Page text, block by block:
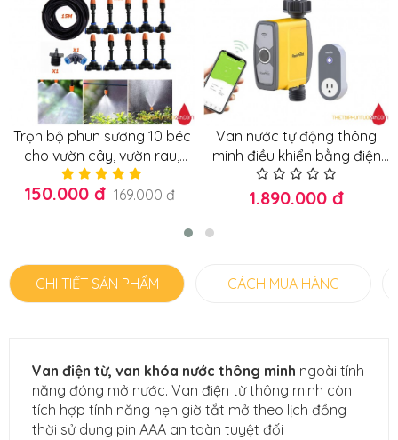
Trọn bộ phun sương 10 béc
cho vườn cây, vườn rau,
vườn lan không cần máy
bơm
150.000 đ 169.000 đ
Van nước tự động thông
minh điều khiển bằng điện
thoại dòng cao cấp
1.890.000 đ
CHI TIẾT SẢN PHẨM CÁCH MUA HÀNG
Van điện từ, van khóa nước thông minh ngoài tính
năng đóng mở nước. Van điện từ thông minh còn
tích hợp tính năng hẹn giờ tắt mở theo lịch đồng
thời sử dụng pin AAA an toàn tuyệt đối